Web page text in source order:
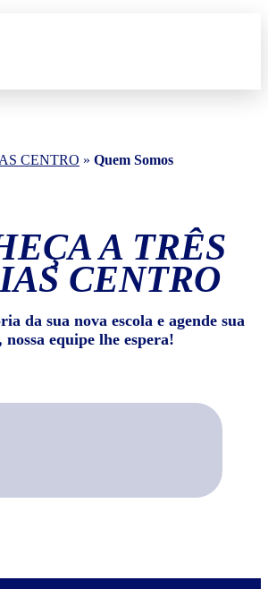
CENTRO » Quem Somos
A TRÊS
CENTRO
da sua nova escola e agende sua
nossa equipe lhe espera!